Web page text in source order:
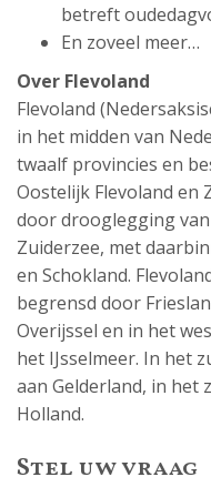
betreft
En zoveel meer…
Over Flevoland
Flevoland
in het midden van
twaalf provincies en
Oostelijk Flevoland en
door drooglegging
Zuiderzee, met
en Schokland.
begrensd door
Overijssel en in het
het IJsselmeer. In het
aan Gelderland, in het
Holland.
Stel uw vraag